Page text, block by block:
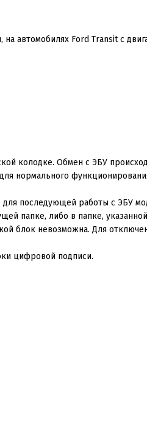
на автомобилях Ford Transit с
колодке. Обмен с ЭБУ
нормального
последующей работы с ЭБУ
папке, либо в папке,
блок невозможна. Для
цифровой подписи.